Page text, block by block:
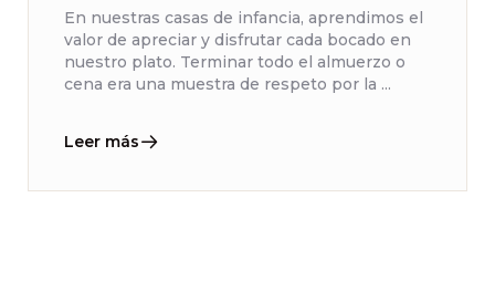
En nuestras casas de infancia, aprendimos el
valor de apreciar y disfrutar cada bocado en
nuestro plato. Terminar todo el almuerzo o
cena era una muestra de respeto por la ...
Leer más